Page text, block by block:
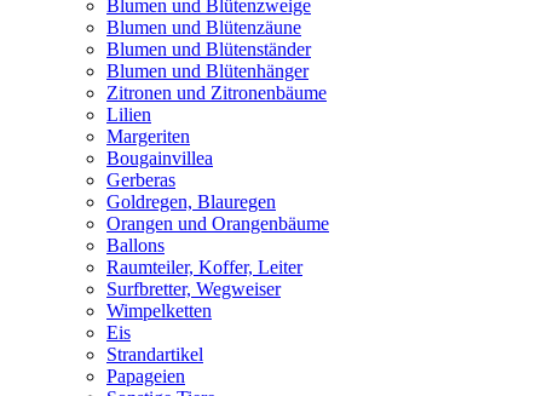
Blumen und Blütenzweige
Blumen und Blütenzäune
Blumen und Blütenständer
Blumen und Blütenhänger
Zitronen und Zitronenbäume
Lilien
Margeriten
Bougainvillea
Gerberas
Goldregen, Blauregen
Orangen und Orangenbäume
Ballons
Raumteiler, Koffer, Leiter
Surfbretter, Wegweiser
Wimpelketten
Eis
Strandartikel
Papageien